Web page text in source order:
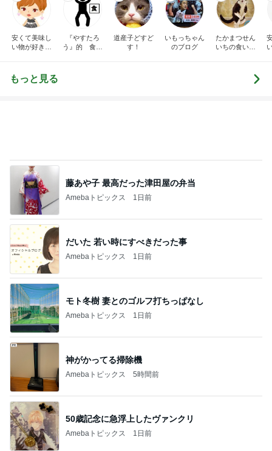
安くて美味し
い物が好き☆
『やすたろ
う』的 食の
道産子どすど
す！
いもっちゃん
のブログ
たかまつせん
いちの食い散
もっと見る
だいた 若い時にすべきだった事
Amebaトピックス 1日前
モト冬樹 妻とのゴルフ打ちっぱなし
Amebaトピックス 1日前
神がかってる掃除機
Amebaトピックス 5時間前
50歳記念に急浮上したヴァンクリ
Amebaトピックス 1日前